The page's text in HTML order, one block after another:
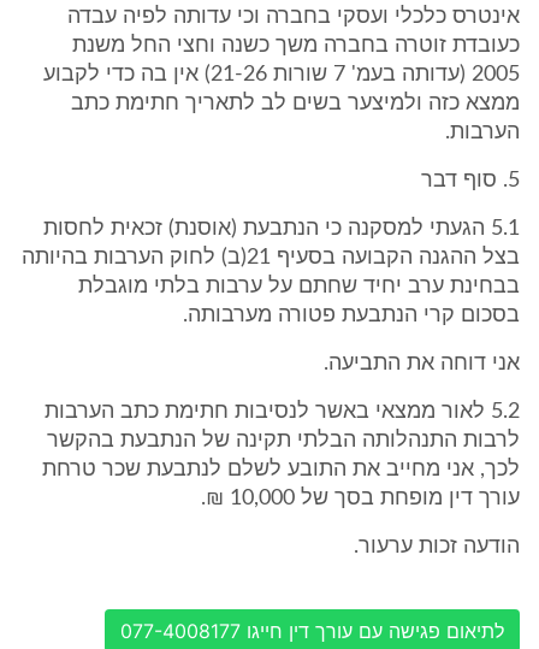
אינטרס כלכלי ועסקי בחברה וכי עדותה לפיה עבדה
כעובדת זוטרה בחברה משך כשנה וחצי החל משנת
2005 (עדותה בעמ' 7 שורות 21-26) אין בה כדי לקבוע
ממצא כזה ולמיצער בשים לב לתאריך חתימת כתב
הערבות.
5. סוף דבר
5.1 הגעתי למסקנה כי הנתבעת (אוסנת) זכאית לחסות
בצל ההגנה הקבועה בסעיף 21(ב) לחוק הערבות בהיותה
בבחינת ערב יחיד שחתם על ערבות בלתי מוגבלת
בסכום קרי הנתבעת פטורה מערבותה.
אני דוחה את התביעה.
5.2 לאור ממצאי באשר לנסיבות חתימת כתב הערבות
לרבות התנהלותה הבלתי תקינה של הנתבעת בהקשר
לכך, אני מחייב את התובע לשלם לנתבעת שכר טרחת
עורך דין מופחת בסך של 10,000 ₪.
הודעה זכות ערעור.
לתיאום פגישה עם עורך דין חייגו 077-4008177